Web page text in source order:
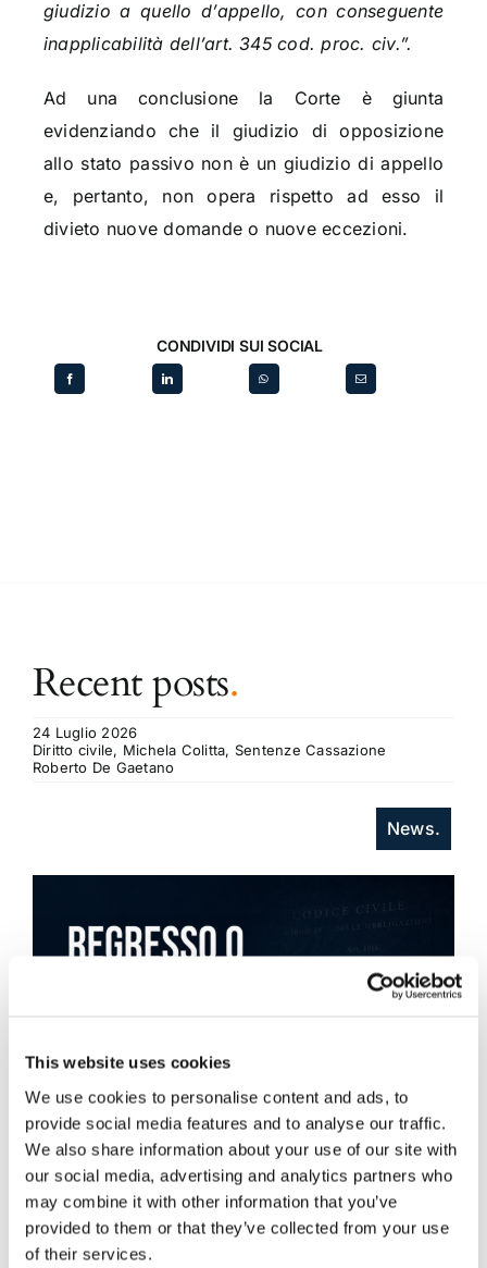
This website uses cookies
We use cookies to personalise content and ads, to
provide social media features and to analyse our traffic.
We also share information about your use of our site with
our social media, advertising and analytics partners who
may combine it with other information that you’ve
provided to them or that they’ve collected from your use
of their services.
giudizio a quello d’appello, con conseguente
inapplicabilità dell’art. 345 cod. proc. civ.”.
Ad una conclusione la Corte è giunta
evidenziando che il giudizio di opposizione
allo stato passivo non è un giudizio di appello
e, pertanto, non opera rispetto ad esso il
divieto nuove domande o nuove eccezioni.
CONDIVIDI SUI SOCIAL
Recent posts.
24 Luglio 2026
Diritto civile, Michela Colitta, Sentenze Cassazione
Roberto De Gaetano
News.